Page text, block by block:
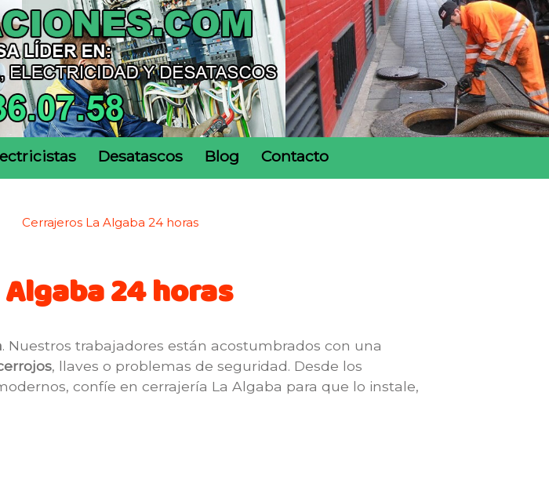
Desatascos Blog Contacto
Cerrajeros La Algaba 24 horas
24 horas
. Nuestros trabajadores están acostumbrados con una
, llaves o problemas de seguridad. Desde los
confíe en cerrajería La Algaba para que lo instale,